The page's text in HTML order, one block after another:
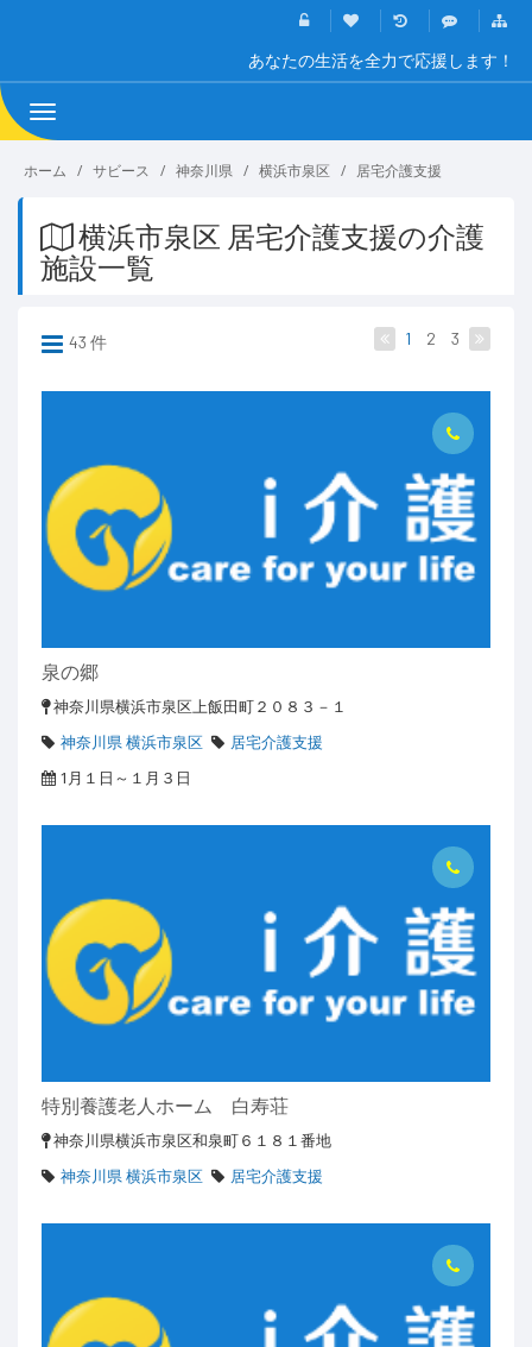
あなたの生活を全力で応援します！
Toggle
navigation
ホーム サビース 神奈川県 横浜市泉区 居宅介護支援
横浜市泉区 居宅介護支援の介護
施設一覧
43 件 1 2 3
泉の郷
神奈川県横浜市泉区上飯田町２０８３－１
神奈川県 横浜市泉区
居宅介護支援
1月１日～１月３日
特別養護老人ホーム 白寿荘
神奈川県横浜市泉区和泉町６１８１番地
神奈川県 横浜市泉区
居宅介護支援